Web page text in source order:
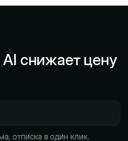
снижает цену
отписка в один клик.